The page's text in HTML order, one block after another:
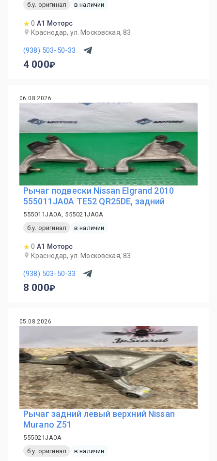
б.у. оригинал
в наличии
0 А1 Моторс
Краснодар, ул. Московская, 83
(938) 503-50-33
4 000
06.08.2026
Рычаг подвески Nissan Elgrand 2010
555011JA0A TE52 QR25DE, задний
555011JA0A, 555021JA0A
б.у. оригинал
в наличии
0 А1 Моторс
Краснодар, ул. Московская, 83
(938) 503-50-33
8 000
05.08.2026
Рычаг задний левый верхний Nissan
Murano Z51
555021JA0A
б.у. оригинал
в наличии